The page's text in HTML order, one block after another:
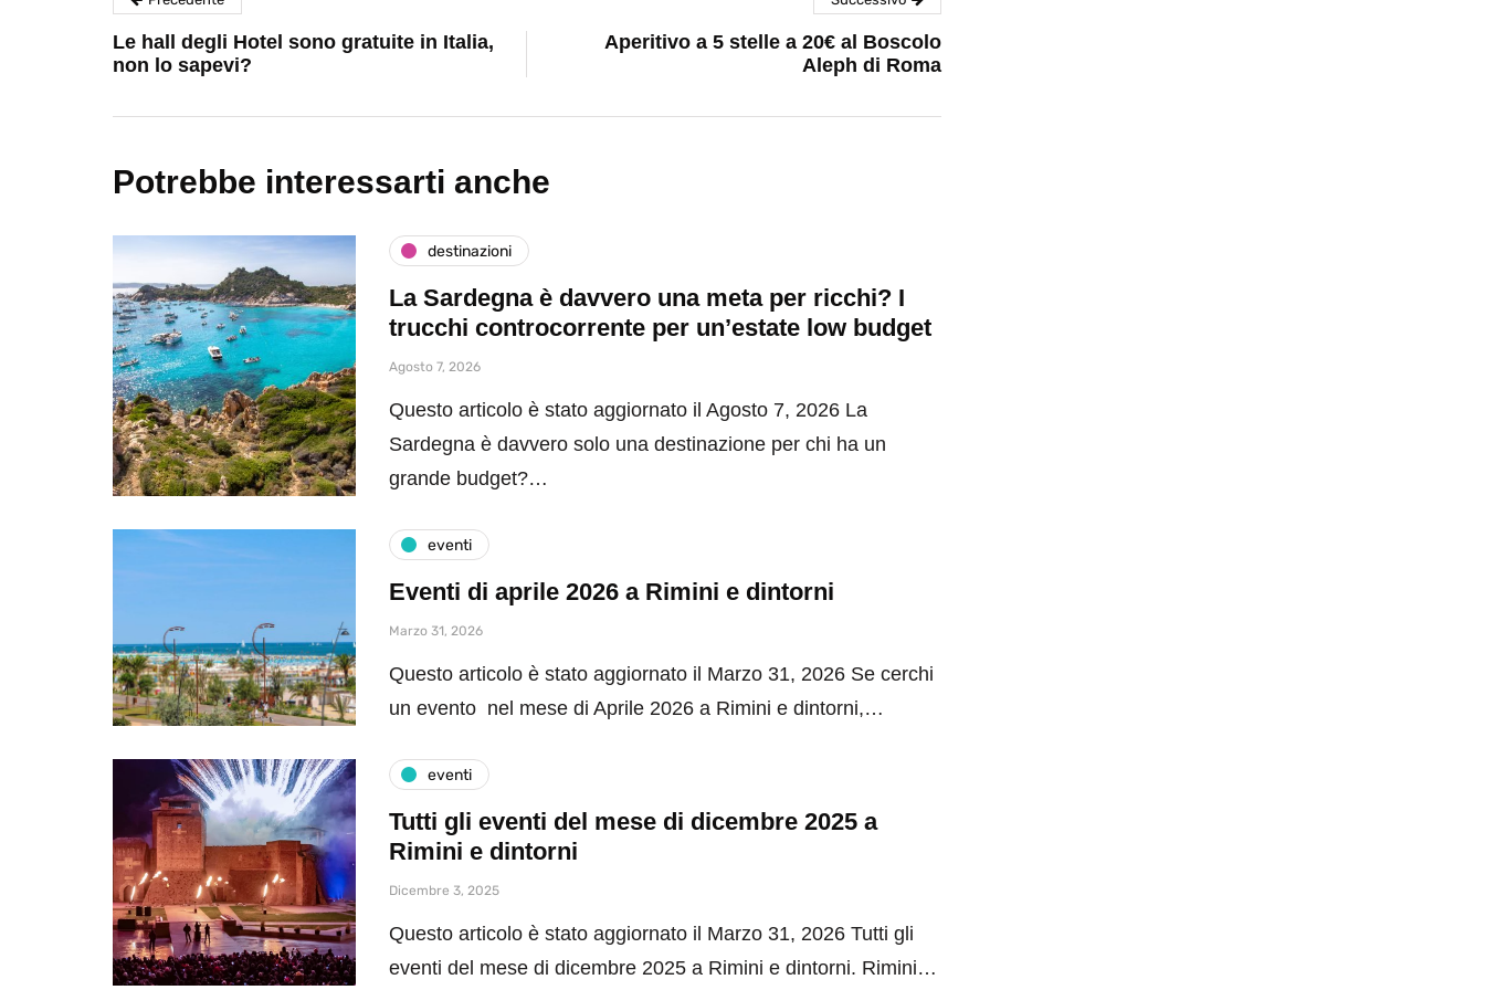
Le hall degli Hotel sono gratuite in Italia,
non lo sapevi?
Aperitivo a 5 stelle a 20€ al Boscolo
Aleph di Roma
Potrebbe interessarti anche
destinazioni
La Sardegna è davvero una meta per ricchi? I
trucchi controcorrente per un’estate low budget
Agosto 7, 2026
Questo articolo è stato aggiornato il Agosto 7, 2026 La
Sardegna è davvero solo una destinazione per chi ha un
grande budget?…
eventi
Eventi di aprile 2026 a Rimini e dintorni
Marzo 31, 2026
Questo articolo è stato aggiornato il Marzo 31, 2026 Se cerchi
un evento nel mese di Aprile 2026 a Rimini e dintorni,…
eventi
Tutti gli eventi del mese di dicembre 2025 a
Rimini e dintorni
Dicembre 3, 2025
Questo articolo è stato aggiornato il Marzo 31, 2026 Tutti gli
eventi del mese di dicembre 2025 a Rimini e dintorni. Rimini…